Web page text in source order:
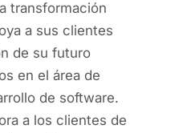
transformación
a sus clientes
de su futuro
en el área de
de software.
a los clientes de